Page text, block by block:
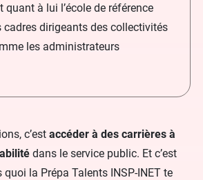
quant à lui l’école de référence
cadres dirigeants des collectivités
les administrateurs
c’est accéder à des carrières à
dans le service public. Et c’est
quoi la Prépa Talents INSP-INET te